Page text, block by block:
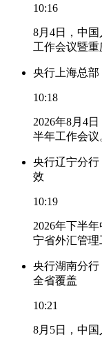
10:16
8月4日，中
工作会议暨重
央行上海总部
10:18
2026年8月4
半年工作会议
央行辽宁分
效
10:19
2026年下半
宁省外汇管理
央行湖南分行
全省覆盖
10:21
8月5日，中